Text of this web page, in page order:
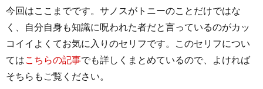
今回はここまでです。サノスがトニーのことだけではな
く、自分自身も知識に呪われた者だと言っているのがカッ
コイイよくてお気に入りのセリフです。このセリフについ
てはこちらの記事でも詳しくまとめているので、よければ
そちらもご覧ください。